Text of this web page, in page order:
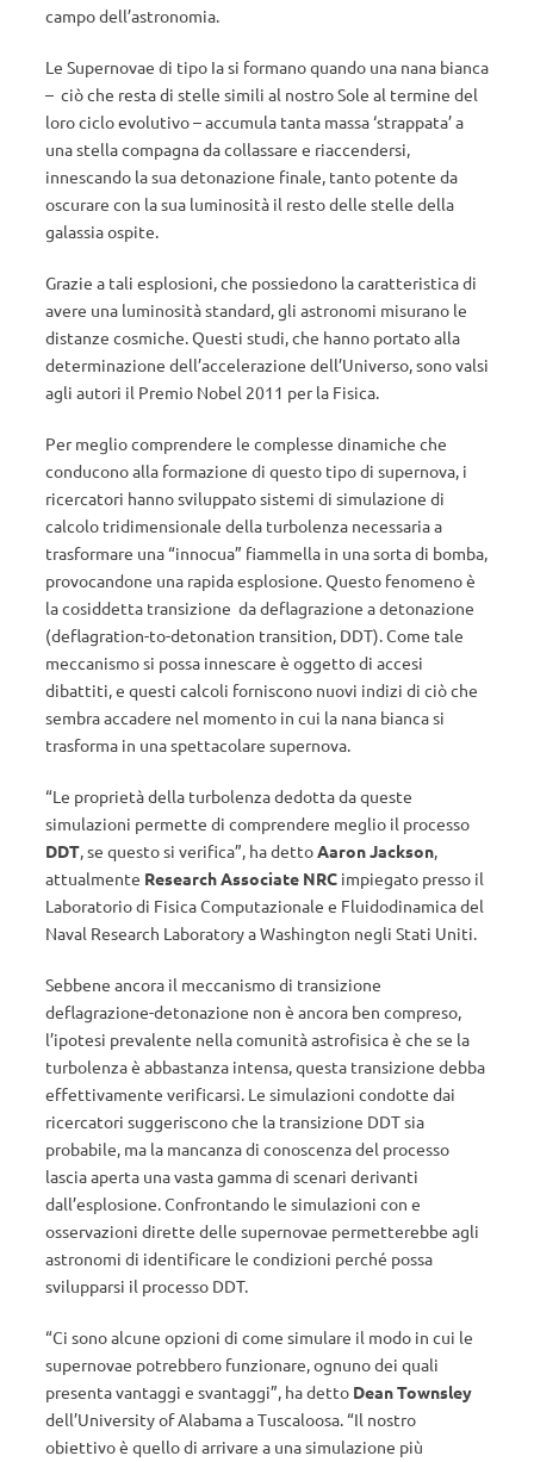
campo dell’astronomia.
Le Supernovae di tipo Ia si formano quando una nana bianca
– ciò che resta di stelle simili al nostro Sole al termine del
loro ciclo evolutivo – accumula tanta massa ‘strappata’ a
una stella compagna da collassare e riaccendersi,
innescando la sua detonazione finale, tanto potente da
oscurare con la sua luminosità il resto delle stelle della
galassia ospite.
Grazie a tali esplosioni, che possiedono la caratteristica di
avere una luminosità standard, gli astronomi misurano le
distanze cosmiche. Questi studi, che hanno portato alla
determinazione dell’accelerazione dell’Universo, sono valsi
agli autori il Premio Nobel 2011 per la Fisica.
Per meglio comprendere le complesse dinamiche che
conducono alla formazione di questo tipo di supernova, i
ricercatori hanno sviluppato sistemi di simulazione di
calcolo tridimensionale della turbolenza necessaria a
trasformare una “innocua” fiammella in una sorta di bomba,
provocandone una rapida esplosione. Questo fenomeno è
la cosiddetta transizione da deflagrazione a detonazione
(deflagration-to-detonation transition, DDT). Come tale
meccanismo si possa innescare è oggetto di accesi
dibattiti, e questi calcoli forniscono nuovi indizi di ciò che
sembra accadere nel momento in cui la nana bianca si
trasforma in una spettacolare supernova.
“Le proprietà della turbolenza dedotta da queste
simulazioni permette di comprendere meglio il processo
DDT, se questo si verifica”, ha dettoAaron Jackson,
attualmente Research Associate NRC impiegato presso il
Laboratorio di Fisica Computazionale e Fluidodinamica del
Naval Research Laboratory a Washington negli Stati Uniti.
Sebbene ancora il meccanismo di transizione
deflagrazione-detonazione non è ancora ben compreso,
l’ipotesi prevalente nella comunità astrofisica è che se la
turbolenza è abbastanza intensa, questa transizione debba
effettivamente verificarsi. Le simulazioni condotte dai
ricercatori suggeriscono che la transizione DDT sia
probabile, ma la mancanza di conoscenza del processo
lascia aperta una vasta gamma di scenari derivanti
dall’esplosione. Confrontando le simulazioni con e
osservazioni dirette delle supernovae permetterebbe agli
astronomi di identificare le condizioni perché possa
svilupparsi il processo DDT.
“Ci sono alcune opzioni di come simulare il modo in cui le
supernovae potrebbero funzionare, ognuno dei quali
presenta vantaggi e svantaggi”, ha detto DeanTownsley
dell’University of Alabama a Tuscaloosa. “Il nostro
obiettivo è quello di arrivare a una simulazione più